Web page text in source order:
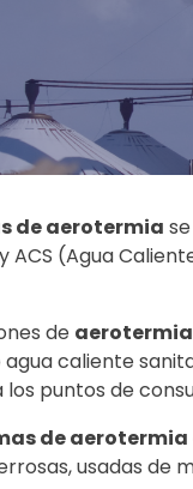
de aerotermia
ACS (Agua
de
agua caliente
puntos de
de aerotermia
usadas de